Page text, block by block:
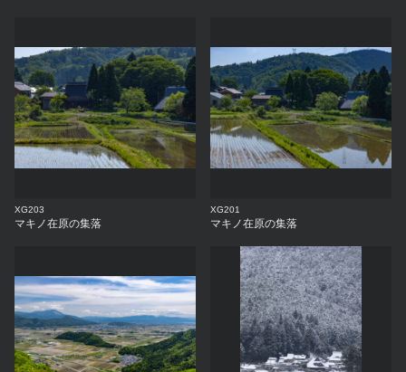
XG203
マキノ在原の集落
XG201
マキノ在原の集落